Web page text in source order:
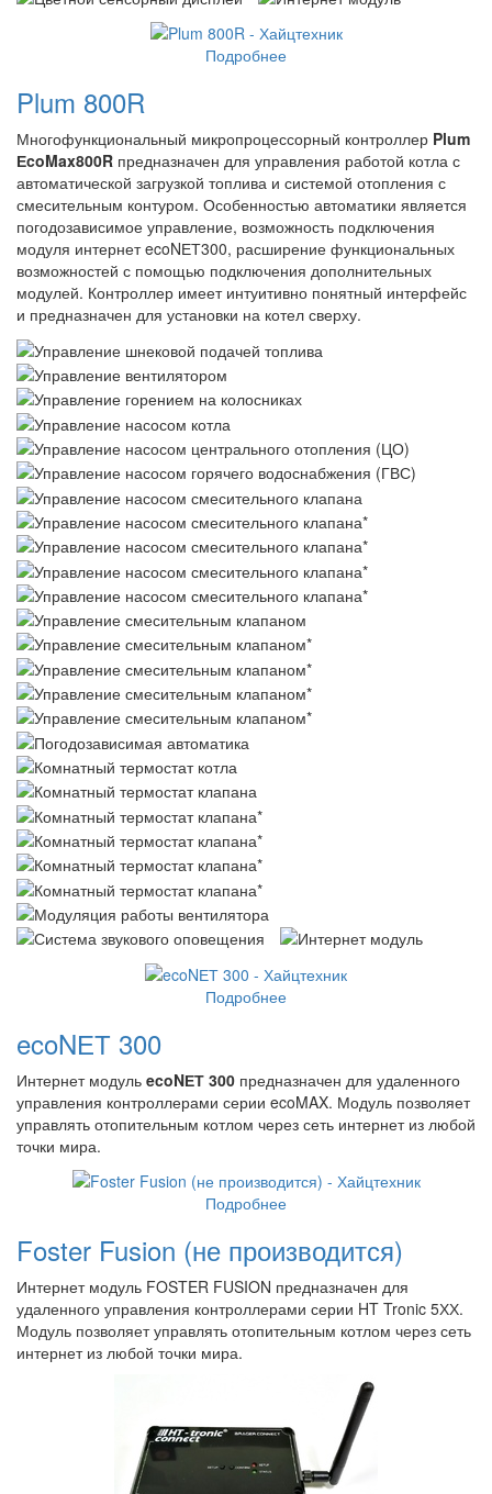
Подробнее
Plum 800R
Многофункциональный микропроцессорный контроллер Plum
ЕcoMax800R предназначен для управления работой котла с
автоматической загрузкой топлива и системой отопления с
смесительным контуром. Особенностью автоматики является
погодозависимое управление, возможность подключения
модуля интернет ecoNЕТ300, расширение функциональных
возможностей с помощью подключения дополнительных
модулей. Контроллер имеет интуитивно понятный интерфейс
и предназначен для установки на котел сверху.
Подробнее
ecoNЕТ 300
Интернет модуль ecoNЕТ 300 предназначен для удаленного
управления контроллерами серии ecoMAX. Модуль позволяет
управлять отопительным котлом через сеть интернет из любой
точки мира.
Подробнее
Foster Fusion (не производится)
Интернет модуль FOSTER FUSION предназначен для
удаленного управления контроллерами серии HT Tronic 5ХХ.
Модуль позволяет управлять отопительным котлом через сеть
интернет из любой точки мира.